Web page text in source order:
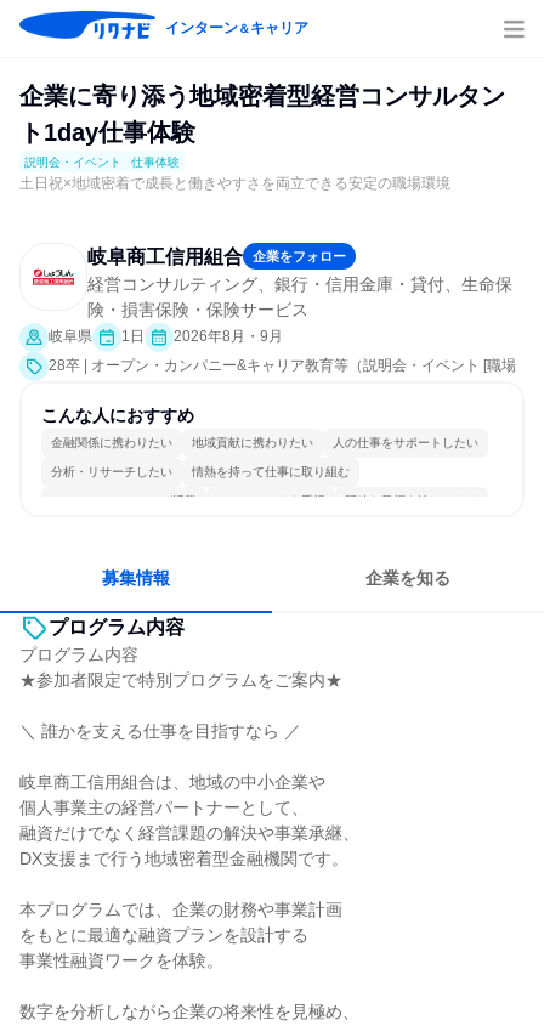
インターン＆キャリア
企業に寄り添う地域密着型経営コンサルタン
ト1day仕事体験
説明会・イベント 仕事体験
土日祝×地域密着で成長と働きやすさを両立できる安定の職場環境
岐阜商工信用組合 企業をフォロー
経営コンサルティング、銀行・信用金庫・貸付、生命保
険・損害保険・保険サービス
岐阜県 1日
2026年8月・9月
28卒 | オープン・カンパニー&キャリア教育等（説明会・イベント [職場
こんな人におすすめ
金融関係に携わりたい 地域貢献に携わりたい 人の仕事をサポートしたい
分析・リサーチしたい 情熱を持って仕事に取り組む
コミュニケーションが活発 チームワークを重視 明確な目標を追いかける
募集情報 企業を知る
プログラム内容
プログラム内容
★参加者限定で特別プログラムをご案内★
＼ 誰かを支える仕事を目指すなら ／
岐阜商工信用組合は、地域の中小企業や
個人事業主の経営パートナーとして、
融資だけでなく経営課題の解決や事業承継、
DX支援まで行う地域密着型金融機関です。
本プログラムでは、企業の財務や事業計画
をもとに最適な融資プランを設計する
事業性融資ワークを体験。
数字を分析しながら企業の将来性を見極め、